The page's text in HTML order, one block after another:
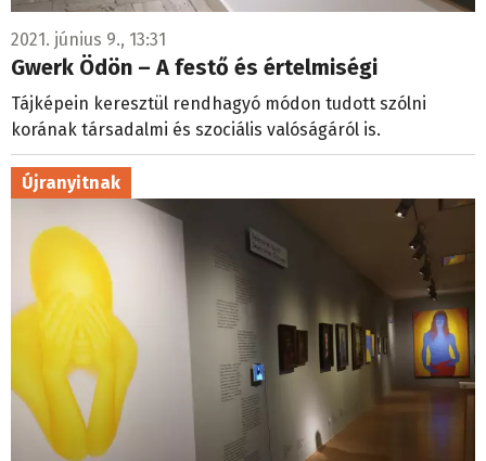
2021. június 9., 13:31
Gwerk Ödön – A festő és értelmiségi
Tájképein keresztül rendhagyó módon tudott szólni
korának társadalmi és szociális valóságáról is.
Újranyitnak